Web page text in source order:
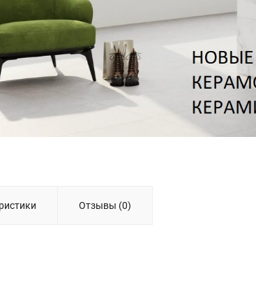
Отзывы (0)